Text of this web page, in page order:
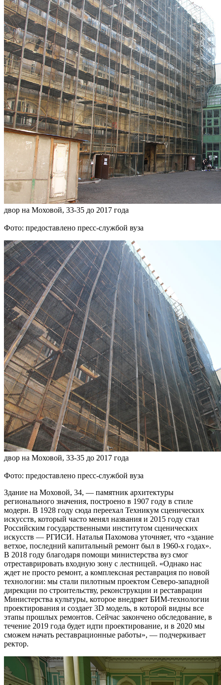
двор на Моховой, 33-35 до 2017 года
Фото: предоставлено пресс-службой вуза
двор на Моховой, 33-35 до 2017 года
Фото: предоставлено пресс-службой вуза
Здание на Моховой, 34, — памятник архитектуры
регионального значения, построено в 1907 году в стиле
модерн. В 1928 году сюда переехал Техникум сценических
искусств, который часто менял названия и 2015 году стал
Российским государственными институтом сценических
искусств — РГИСИ. Наталья Пахомова уточняет, что «здание
ветхое, последний капитальный ремонт был в 1960-х годах».
В 2018 году благодаря помощи министерства вуз смог
отреставрировать входную зону с лестницей. «Однако нас
ждет не просто ремонт, а комплексная реставрация по новой
технологии: мы стали пилотным проектом Северо-западной
дирекции по строительству, реконструкции и реставрации
Министерства культуры, которое внедряет БИМ-технологии
проектирования и создает 3D модель, в которой видны все
этапы прошлых ремонтов. Сейчас закончено обследование, в
течение 2019 года будет идти проектирование, и в 2020 мы
сможем начать реставрационные работы», — подчеркивает
ректор.